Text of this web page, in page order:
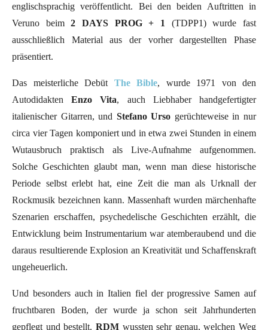
englischsprachig veröffentlicht. Bei den beiden Auftritten in
Veruno beim2 DAYS PROG + 1
(TDPP1) wurde fast
ausschließlich Material aus der vorher dargestellten Phase
präsentiert.
Das meisterliche Debüt The Bible, wurde 1971 von den
AutodidaktenEnzo Vita, auch Liebhaber handgefertigter
italienischer Gitarren, und Stefano Urso gerüchteweise in nur
circa vier Tagen komponiert und in etwa zwei Stunden in einem
Wutausbruch praktisch als Live-Aufnahme aufgenommen.
Solche Geschichten glaubt man, wenn man diese historische
Periode selbst erlebt hat, eine Zeit die man als Urknall der
Rockmusik bezeichnen kann. Massenhaft wurden märchenhafte
Szenarien erschaffen, psychedelische Geschichten erzählt, die
Entwicklung beim Instrumentarium war atemberaubend und die
daraus resultierende Explosion an Kreativität und Schaffenskraft
ungeheuerlich.
Und besonders auch in Italien fiel der progressive Samen auf
fruchtbaren Boden, der wurde ja schon seit Jahrhunderten
gepflegt und bestellt. RDMwussten sehr genau, welchen Weg